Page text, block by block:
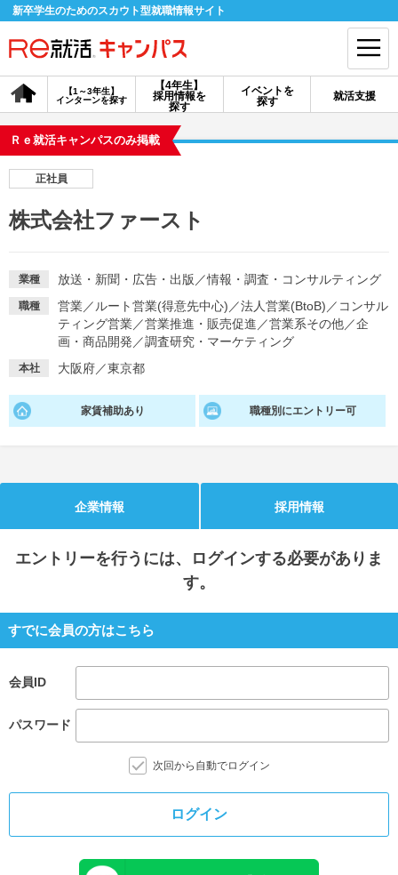
新卒学生のためのスカウト型就職情報サイト
【4年生】
採用情報を
探す
【1～3年生】
インターンを探す
イベントを
探す
就活支援
会員登録 ログイン
探す
イベントを探す スカウト お知らせ
就活支援 就活コラム
就活ニュースペーパー よくある質問
Ｒｅ就活キャンパスのみ掲載
正社員
株式会社ファースト
業種 放送・新聞・広告・出版 ／情報・調査・コンサルティング
職種 営業／ ルート営業(得意先中心) ／法人営業(BtoB) ／ コンサル
ティング営業／営業推進・販売促進 ／営業系その他／企
画・商品開発 ／調査研究・マーケティング
本社 大阪府／東京都
家賃補助あり 職種別にエントリー可
企業情報 採用情報
エントリーを行うには、ログインする必要がありま
す。
すでに会員の方はこちら
会員ID
パスワード
次回から自動でログイン
ログイン